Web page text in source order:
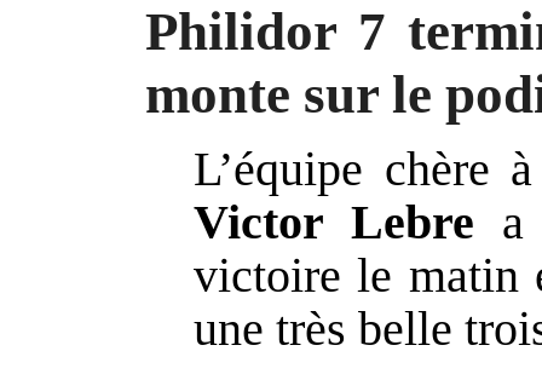
Philidor 7
monte sur le
L’équipe chère
Victor Lebre a
victoire le matin
une très belle